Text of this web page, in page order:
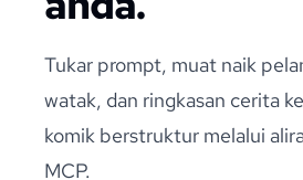
Tukar prompt, muat naik
watak, dan ringkasan cerita
komik berstruktur melalui
MCP.